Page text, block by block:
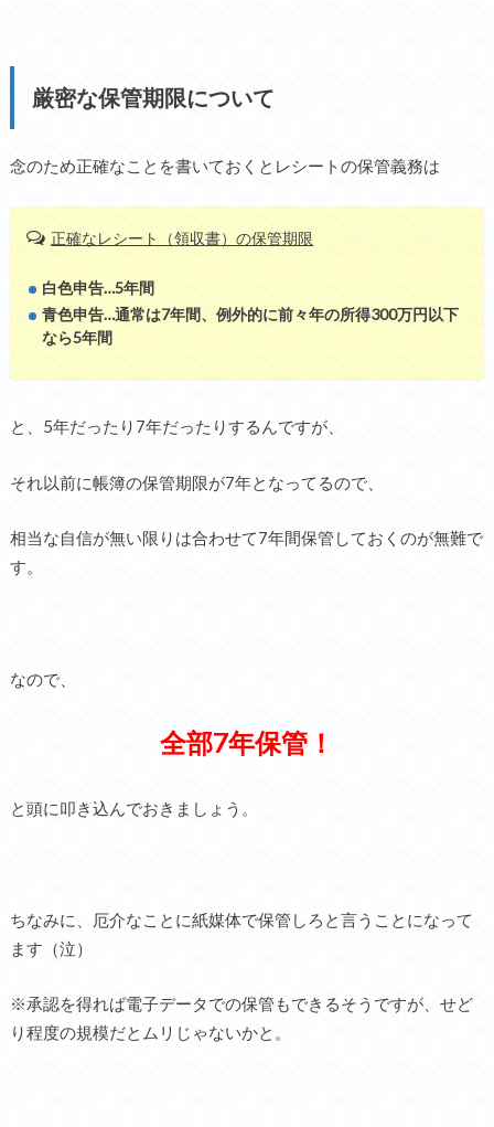
厳密な保管期限について
念のため正確なことを書いておくとレシートの保管義務は
正確なレシート（領収書）の保管期限
白色申告…5年間
青色申告…通常は7年間、例外的に前々年の所得300万円以下
なら5年間
と、5年だったり7年だったりするんですが、
それ以前に帳簿の保管期限が7年となってるので、
相当な自信が無い限りは合わせて7年間保管しておくのが無難で
す。
なので、
全部7年保管！
と頭に叩き込んでおきましょう。
ちなみに、厄介なことに紙媒体で保管しろと言うことになって
ます（泣）
※承認を得れば電子データでの保管もできるそうですが、せど
り程度の規模だとムリじゃないかと。